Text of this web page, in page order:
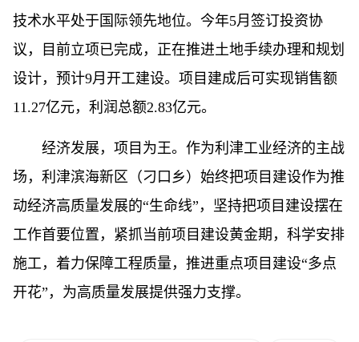
技术水平处于国际领先地位。今年5月签订投资协
议，目前立项已完成，正在推进土地手续办理和规划
设计，预计9月开工建设。项目建成后可实现销售额
11.27亿元，利润总额2.83亿元。
经济发展，项目为王。作为利津工业经济的主战
场，利津滨海新区（刁口乡）始终把项目建设作为推
动经济高质量发展的“生命线”，坚持把项目建设摆在
工作首要位置，紧抓当前项目建设黄金期，科学安排
施工，着力保障工程质量，推进重点项目建设“多点
开花”，为高质量发展提供强力支撑。